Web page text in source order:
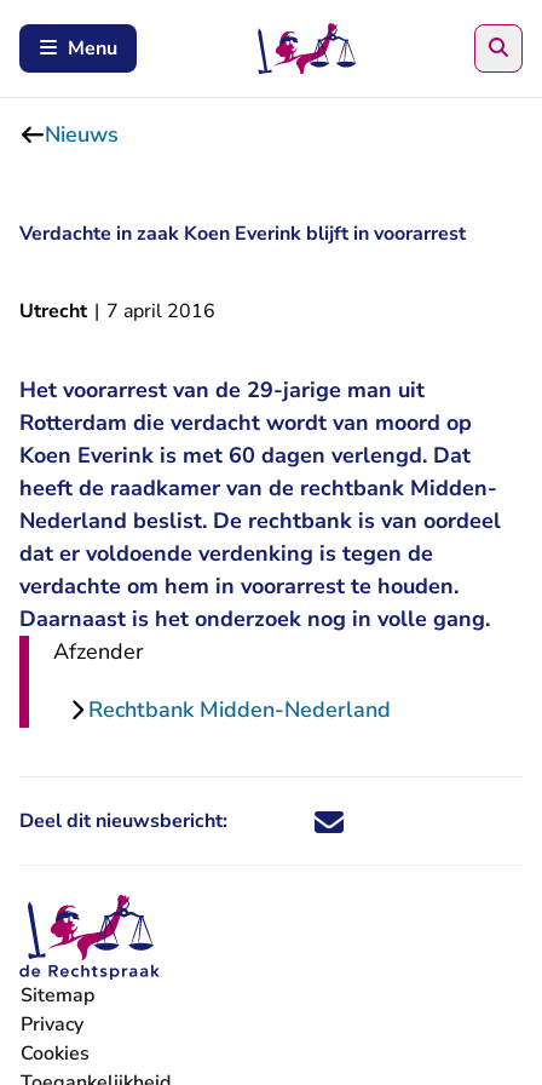
Menu
Nieuws
Verdachte in zaak Koen Everink blijft in voorarrest
Utrecht | 7 april 2016
Het voorarrest van de 29-jarige man uit
Rotterdam die verdacht wordt van moord op
Koen Everink is met 60 dagen verlengd. Dat
heeft de raadkamer van de rechtbank Midden-
Nederland beslist. De rechtbank is van oordeel
dat er voldoende verdenking is tegen de
verdachte om hem in voorarrest te houden.
Daarnaast is het onderzoek nog in volle gang.
Afzender
Rechtbank Midden-Nederland
Deel dit nieuwsbericht: Deel dit nieuwsbericht via X -
Deel dit nieuwsbericht via
Deel dit nieuwsbericht
Deel dit
Sitemap
Privacy
Cookies